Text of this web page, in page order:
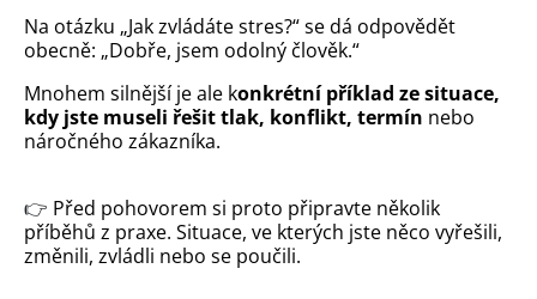
Na otázku „Jak zvládáte stres?“ se dá odpovědět
obecně: „Dobře, jsem odolný člověk.“
Mnohem silnější je ale konkrétní příklad ze situace,
kdy jste museli řešit tlak, konflikt, termín nebo
náročného zákazníka.
👉 Před pohovorem si proto připravte několik
příběhů z praxe. Situace, ve kterých jste něco vyřešili,
změnili, zvládli nebo se poučili.